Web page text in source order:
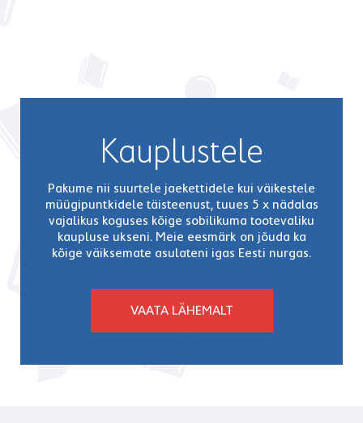
Kauplustele
Pakume nii suurtele jaekettidele kui väikestele
müügipuntkidele täisteenust, tuues 5 x nädalas
vajalikus koguses kõige sobilikuma tootevaliku
kaupluse ukseni. Meie eesmärk on jõuda ka
kõige väiksemate asulateni igas Eesti nurgas.
VAATA LÄHEMALT